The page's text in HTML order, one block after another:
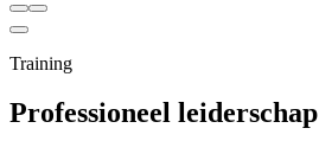
Training
Professioneel leiderschap